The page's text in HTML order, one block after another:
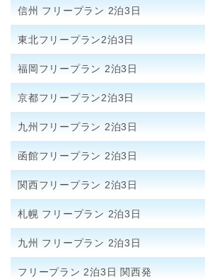
信州 フリープラン 2泊3日
東北フリープラン2泊3日
福岡フリープラン 2泊3日
京都フリープラン2泊3日
九州フリープラン 2泊3日
函館フリープラン 2泊3日
関西フリープラン 2泊3日
札幌 フリープラン 2泊3日
九州 フリープラン 2泊3日
フリープラン 2泊3日 関西発